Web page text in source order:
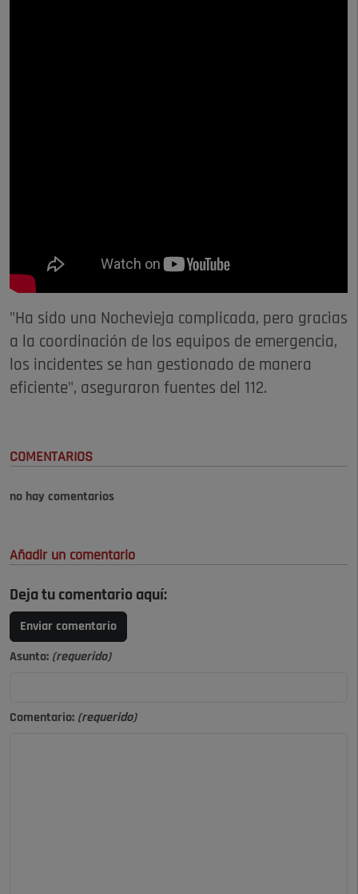
"Ha sido una Nochevieja complicada, pero gracias
a la coordinación de los equipos de emergencia,
los incidentes se han gestionado de manera
eficiente", aseguraron fuentes del 112.
COMENTARIOS
no hay comentarios
Añadir un comentario
Deja tu comentario aquí:
Enviar comentario
Asunto: (requerido)
Comentario: (requerido)